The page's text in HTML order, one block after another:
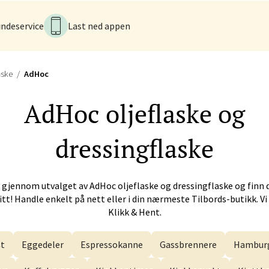
Last ned appen
AdHoc
AdHoc oljeflaske og
dressingflaske
gjennom utvalget avAdHocoljeflaske og dressingflaske og finn
Handle enkelt på nett eller i din nærmeste Tilbords-butikk.
Klikk & Hent.
Eggedeler Espressokanne Gassbrennere
- Galleriet
09-21
6, 2821 Gjøvik